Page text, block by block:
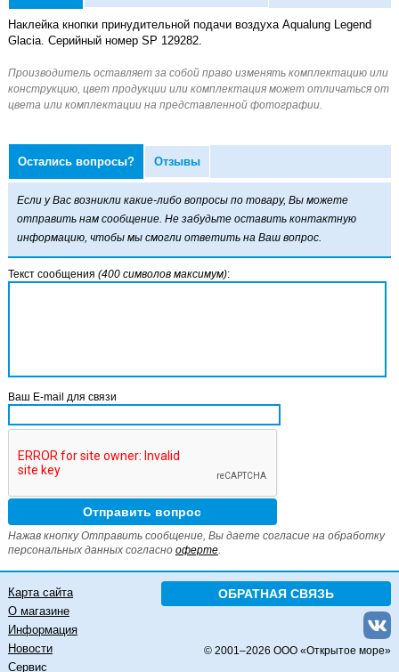
Наклейка кнопки принудительной подачи воздуха Aqualung Legend
Glacia. Серийный номер SP 129282.
Остались вопросы? Отзывы
Если у Вас возникли какие-либо вопросы по товару, Вы можете
отправить нам сообщение. Не забудьте оставить контактную
информацию, чтобы мы смогли ответить на Ваш вопрос.
Текст сообщения (400 символов максимум):
Ваш E-mail для связи
Нажав кнопку Отправить сообщение, Вы даете согласие на обработку
персональных данных согласно оферте.
ОБРАТНАЯ СВЯЗЬ
© 2001–2026 ООО «Открытое море»
Карта сайта
О магазине
Информация
Новости
Сервис